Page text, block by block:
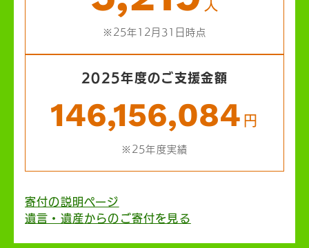
人
※25年12月31日時点
2025年度のご支援金額
146,156,084 円
※25年度実績
寄付の説明ページ
遺言・遺産からのご寄付を見る